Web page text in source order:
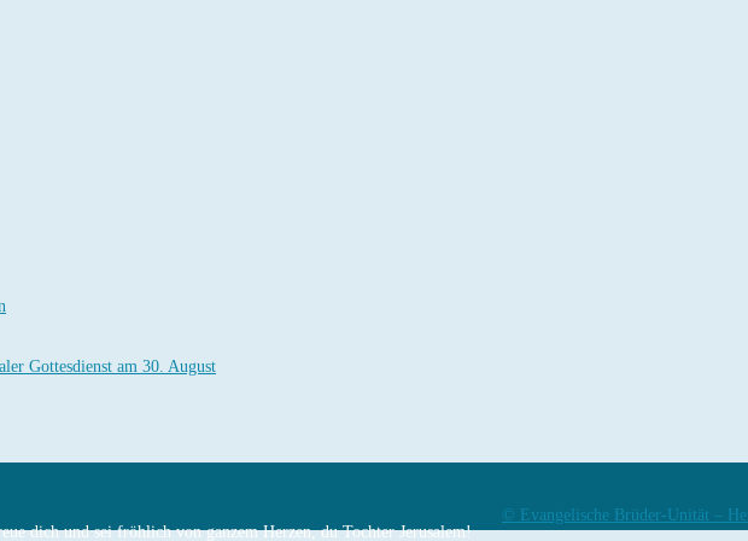
Gottesdienst am 30. August
dich und sei fröhlich von ganzem Herzen, du Tochter Jerusalem!
© Evangelische Brüder-Unität –